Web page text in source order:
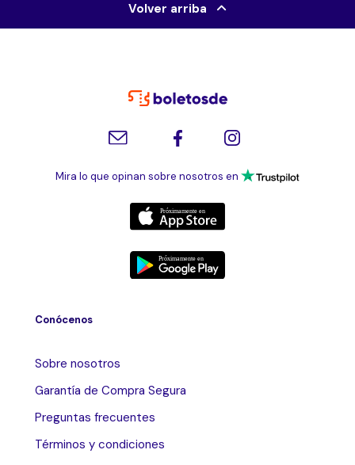
Volver arriba
Mira lo que opinan sobre nosotros en
Conócenos
Sobre nosotros
Garantía de Compra Segura
Preguntas frecuentes
Términos y condiciones